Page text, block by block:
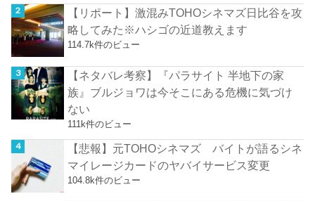
【リポート】激混みTOHOシネマズ日比谷を攻
略してみた※ハシゴの近道教えます
114.7k件のビュー
【ネタバレ考察】『パラサイト 半地下の家
族』ブルジョワは今そこにある危機に気づけ
ない
111k件のビュー
【悲報】元TOHOシネマズ バイトが語るシネ
マイレージカードのヤバイサービス変更
104.8k件のビュー